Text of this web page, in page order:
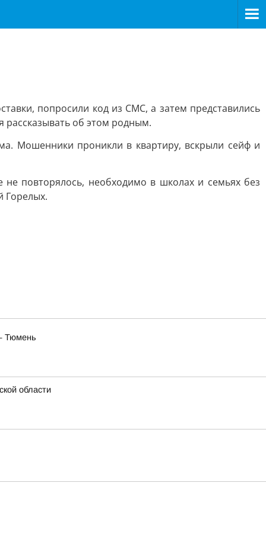
попросили код из СМС, а затем представились
рассказывать об этом родным.
Мошенники проникли в квартиру, вскрыли сейф и
повторялось, необходимо в школах и семьях без
Горелых.
Тюмень
области